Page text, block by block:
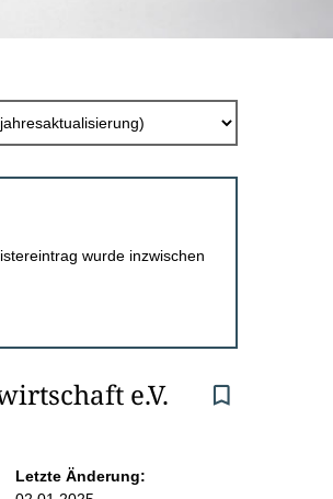
wurde inzwischen
e.V.
Letzte Änderung: